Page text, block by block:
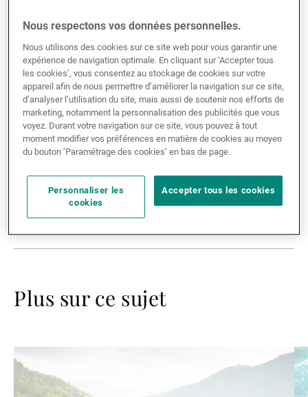
Asset Management
Gérants de fortune indépendants
Actualités
Raconteur(The Wealth Management
2021 report published in The Sunday
Times - 16.05.2021) - The health of
our planet is intimately linked to your
pension and your long-term financial
goals, says Victoria Leggett, Head of
EXPERTISE
Plus sur ce sujet
Lire
la
suite
la
Nous respectons vos données personnelles.
Nous utilisons des cookies sur ce site web pour vous garantir une
expérience de navigation optimale. En cliquant sur ‘Accepter tous
les cookies’, vous consentez au stockage de cookies sur votre
appareil afin de nous permettre d’améliorer la navigation sur ce site,
d’analyser l’utilisation du site, mais aussi de soutenir nos efforts de
marketing, notamment la personnalisation des publicités que vous
voyez. Durant votre navigation sur ce site, vous pouvez à tout
moment modifier vos préférences en matière de cookies au moyen
du bouton ’Paramétrage des cookies’ en bas de page.
Personnaliser les
cookies
Accepter tous les cookies